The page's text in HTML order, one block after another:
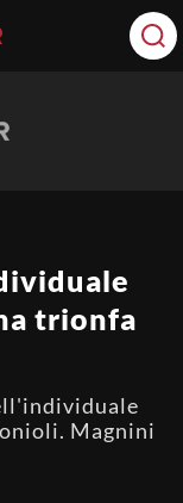
trionfa
Magnini